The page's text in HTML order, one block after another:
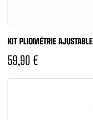
KIT PLIOMÉTRIE AJUSTABLE - 9 JALONS DÉMONTABLES 180CM -
59,90 €